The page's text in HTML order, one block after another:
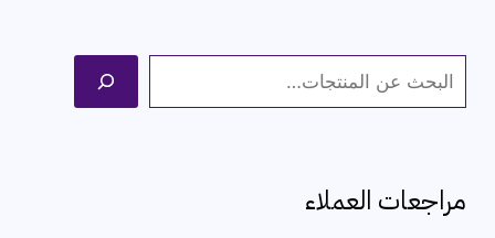
ل
ث
مراجعات العملاء